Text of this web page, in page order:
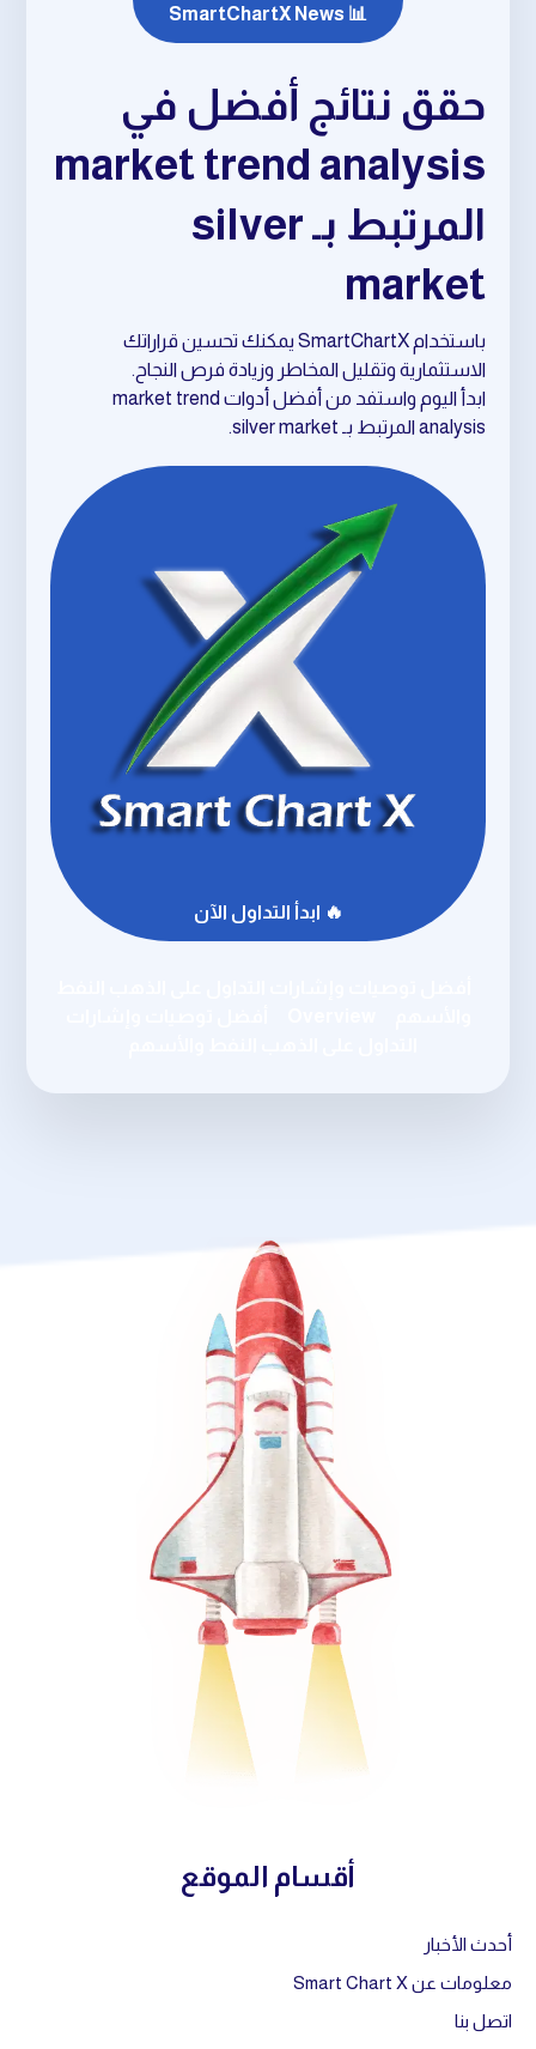
📊 SmartChartX News
حقق نتائج أفضل في
market trend analysis
المرتبط بـ silver
market
باستخدام SmartChartX يمكنك تحسين قراراتك
الاستثمارية وتقليل المخاطر وزيادة فرص النجاح.
ابدأ اليوم واستفد من أفضل أدوات market trend
analysis المرتبط بـ silver market.
🔥 ابدأ التداول الآن
أقسام الموقع
أحدث الأخبار
معلومات عن Smart Chart X
اتصل بنا